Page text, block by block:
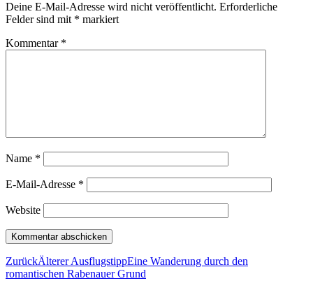
Deine E-Mail-Adresse wird nicht veröffentlicht. Erforderliche
Felder sind mit * markiert
Kommentar *
Name *
E-Mail-Adresse *
Website
ZurückÄlterer AusflugstippEine Wanderung durch den
romantischen Rabenauer Grund